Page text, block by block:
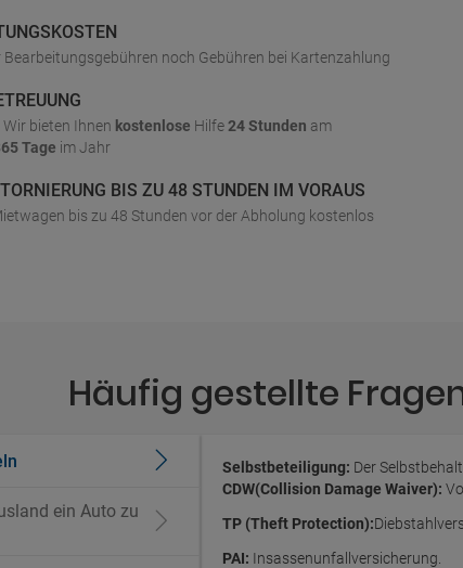
Bearbeitungsgebühren noch Gebühren bei Kartenzahlung
Wir bieten Ihnen kostenlose Hilfe24 Stunden am
Tage im Jahr
BIS ZU 48 STUNDEN IM VORAUS
bis zu 48 Stunden vor der Abholung kostenlos
Häufig gestellte
ein Auto zu
Selbstbeteiligung: Der
CDW(Collision Damage Waiver):
TP (Theft Protection):
PAI: Insassenunfallversicherung.